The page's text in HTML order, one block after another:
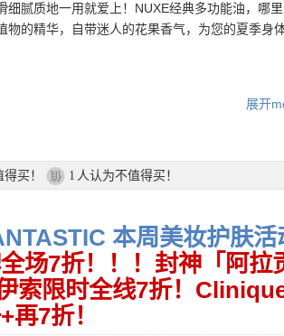
欧德国境内免邮（普通快递），可直邮瑞士、荷
详情请参考网站信息。
细腻质地一用就爱上！NUXE经典多功能油，哪
物的精华，自带迷人的花果香气，为您的夏季身
膜！最妙的是还有一块天然蜂窝海绵，洗澡的时候
价值11欧！
膏 10ml，价值6欧！
花沐浴露，价值6欧！
值8欧！
展开
买！ 1 人认为不值得买！
本周美妆护肤
场7折！！！封神「阿拉
索限时全线7折！
再7折！